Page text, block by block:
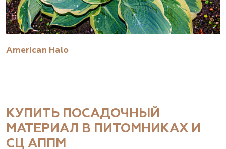
American Halo
КУПИТЬ ПОСАДОЧНЫЙ
МАТЕРИАЛ В ПИТОМНИКАХ И
СЦ АППМ